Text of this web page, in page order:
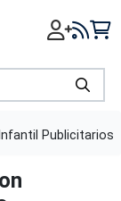
Publicitarios